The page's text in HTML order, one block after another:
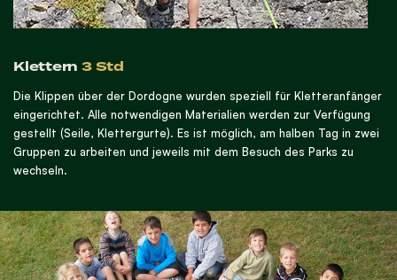
Klettern3 Std
Die Klippen über der Dordogne wurden speziell für Kletteranfänger
eingerichtet. Alle notwendigen Materialien werden zur Verfügung
gestellt (Seile, Klettergurte). Es ist möglich, am halben Tag in zwei
Gruppen zu arbeiten und jeweils mit dem Besuch des Parks zu
wechseln.